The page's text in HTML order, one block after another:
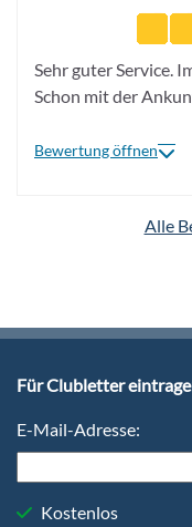
5969-
32
Sehr guter Service.
Schon mit der
Bewertung öffnen
Alle
Für Clubletter
E-Mail-Adresse:
Kostenlos